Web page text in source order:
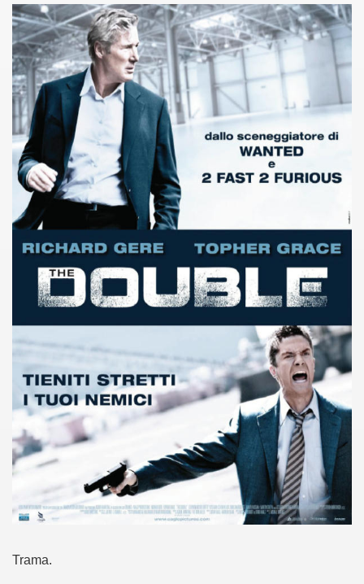
Trama.
Se Ti Piacciono nel mese di Aprile 2013.
di quella che dovrebbe essere la quadrilogia di Carlos
lingue, le sue opere hanno conquistato milioni di
di vendite, Il cacciatore di aquiloni.
di Jeffery Deaver dedicato al criminologo tetraplegico
atipico, un viaggio interiore di Isabel Allende
di maggior successo al mondo.
psicopatico assoldato dal potere per poter incastrare
risiede quasi esclusivamente nella sua enorme
Se Ti Piacciono nel mese di Maggio 2013.
minacce e la vita sotto scorta.
e nel sogno di dominio della camorra.
40 milioni di insetti appositamente allevati.
nella cultura contemporanea.
Dark Secret – Rhapsody of Fire.